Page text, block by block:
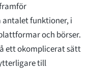
funktioner, i
och börser.
ett okomplicerat sätt
till